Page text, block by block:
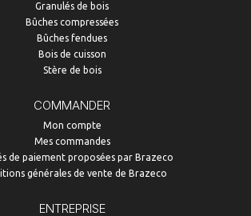
Granulés de bois
Bûches compressées
Bûches fendues
Bois de cuisson
Stère de bois
COMMANDER
Mon compte
Mes commandes
de paiement proposées par Brazeco
générales de vente de Brazeco
ENTREPRISE